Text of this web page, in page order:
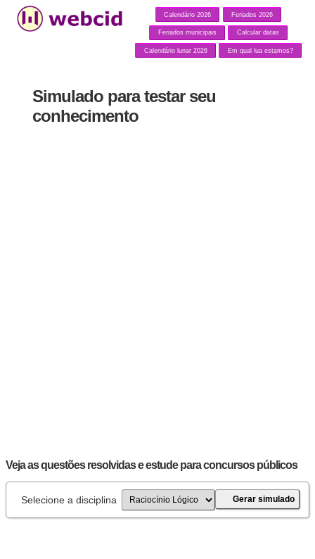
Calendário 2026 Feriados 2026
Feriados municipais Calcular datas
Calendário lunar 2026 Em qual lua estamos?
Simulado para testar seu
conhecimento
Veja as questões resolvidas e estude para concursos públicos
Selecione a disciplina